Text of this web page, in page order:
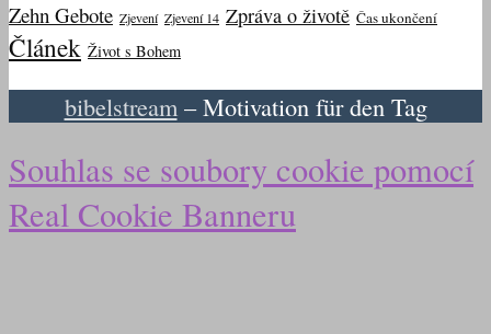
Zehn Gebote Zjevení Zjevení 14 Zpráva o životě Čas ukončení
Článek Život s Bohem
bibelstream – Motivation für den Tag
Souhlas se soubory cookie pomocí
Real Cookie Banneru